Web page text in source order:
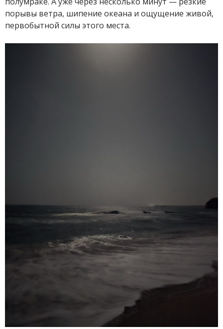
порывы ветра, шипение океана и ощущение живой,
первобытной силы этого места.